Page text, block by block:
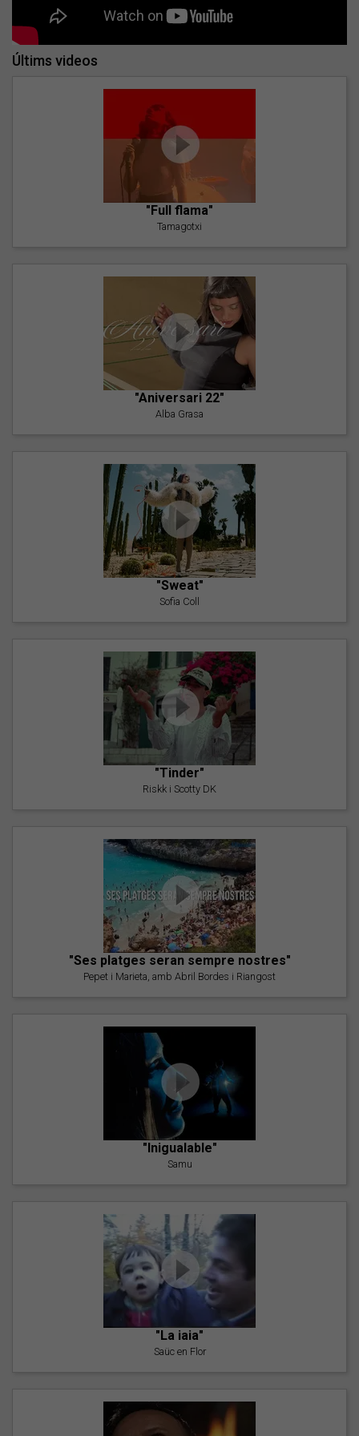
Últims videos
"Full flama"
Tamagotxi
"Aniversari 22"
Alba Grasa
"Sweat"
Sofia Coll
"Tinder"
Riskk i Scotty DK
"Ses platges seran sempre nostres"
Pepet i Marieta, amb Abril Bordes i Riangost
"Inigualable"
Samu
"La iaia"
Saüc en Flor